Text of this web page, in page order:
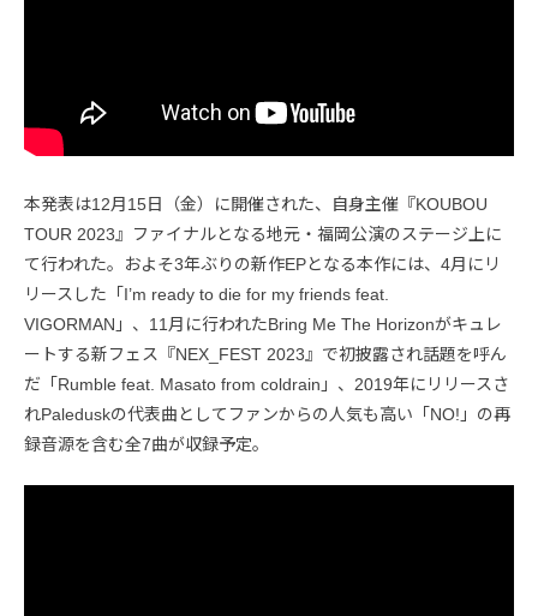
本発表は12月15日（金）に開催された、自身主催『KOUBOU
TOUR 2023』ファイナルとなる地元・福岡公演のステージ上に
て行われた。およそ3年ぶりの新作EPとなる本作には、4月にリ
リースした「I’m ready to die for my friends feat.
VIGORMAN」、11月に行われたBring Me The Horizonがキュレ
ートする新フェス『NEX_FEST 2023』で初披露され話題を呼ん
だ「Rumble feat. Masato from coldrain」、2019年にリリースさ
れPaleduskの代表曲としてファンからの人気も高い「NO!」の再
録音源を含む全7曲が収録予定。